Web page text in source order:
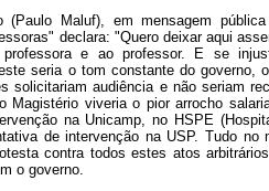
(Paulo Maluf), em mensagem
declara: "Quero deixar aqui
e ao professor. E se
seria o tom constante do governo,
solicitariam audiência e não seriam
Magistério viveria o pior arrocho
na Unicamp, no HSPE
de intervenção na USP. Tudo no
contra todos estes atos
o governo.